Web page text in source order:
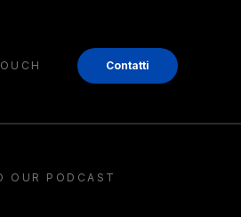
Contatti
OUR PODCAST